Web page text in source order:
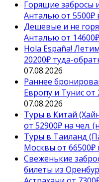
Горящие забросы
Анталью от 5500₽
Дешевые и не
Анталью от
Hola España!
20200₽ туда-
07.08.2026
Раннее
Европу и Тунис
07.08.2026
Туры в Китай
от 52900₽ на чел.
Туры в Таиланд
Москвы от 66500₽
Свеженькие
билеты из